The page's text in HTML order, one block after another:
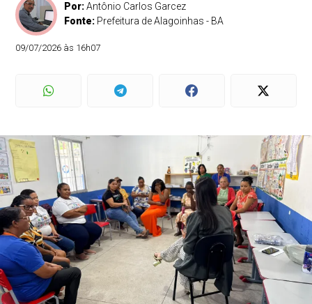
Por:Antônio Carlos Garcez
Fonte: Prefeitura de Alagoinhas - BA
09/07/2026 às 16h07